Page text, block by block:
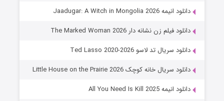
دانلود انیمه Jaadugar: A Witch in Mongolia 2026
دانلود فیلم زن نشانه دار The Marked Woman 2026
دانلود سریال تد لاسو Ted Lasso 2020-2026
دانلود سریال خانه کوچک Little House on the Prairie 2026
دانلود انیمه All You Need Is Kill 2025